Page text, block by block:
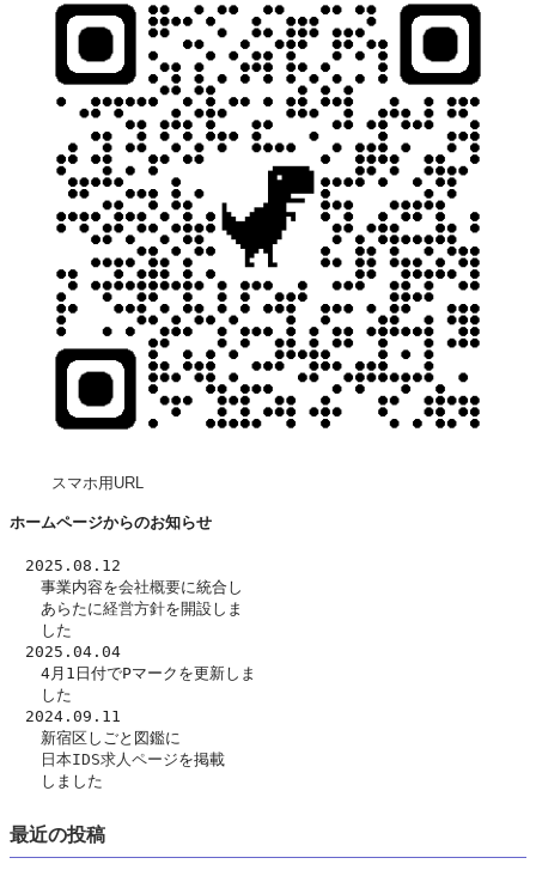
スマホ用URL
ホームページからのお知らせ
2025.08.12
事業内容を会社概要に統合し
あらたに経営方針を開設しま
した
2025.04.04
4月1日付でPマークを更新しま
した
2024.09.11
新宿区しごと図鑑に
日本IDS求人ページを掲載
しました
最近の投稿